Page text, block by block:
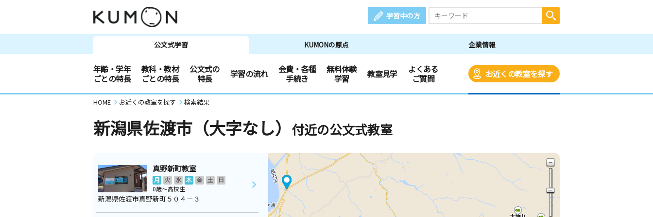
学習中の方
公文式学習 KUMONの原点 企業情報
年齢・学年
ごとの特長
教科・教材
ごとの特長
公文式の
特長
学習の流れ
会費・各種
手続き
無料体験
学習
教室見学
よくある
ご質問
お近くの教室を探す
HOME お近くの教室を探す 検索結果
新潟県佐渡市（大字なし） 付近の公文式教室
真野新町教室
月 火 水 木 金 土
日
0歳～高校生
新潟県佐渡市真野新町５０４－３